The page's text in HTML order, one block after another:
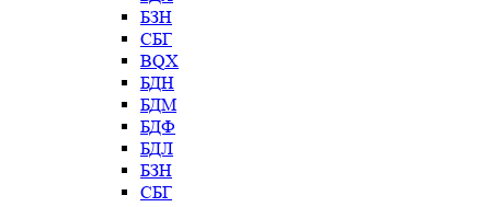
БЗН
СБГ
BQX
БДН
БДМ
БДФ
БДЛ
БЗН
СБГ